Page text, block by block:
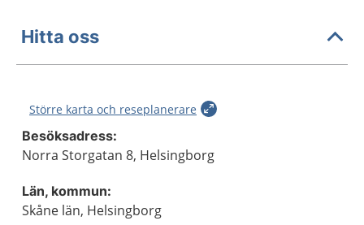
Hitta oss
Större karta och reseplanerare
Besöksadress:
Norra Storgatan 8, Helsingborg
Län, kommun:
Skåne län, Helsingborg